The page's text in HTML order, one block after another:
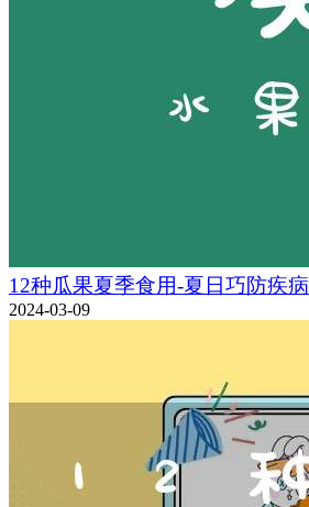
12种瓜果夏季食用-夏日巧防疾病
2024-03-09